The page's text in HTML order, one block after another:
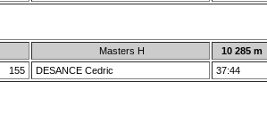
Masters H 10 285 m
155
DESANCE Cedric 37:44